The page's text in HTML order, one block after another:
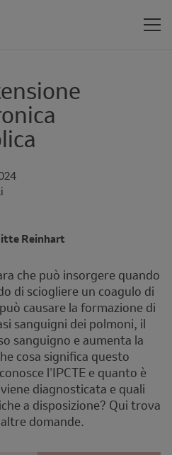
Reinhart
che può insorgere quando
di sciogliere un coagulo di
causare la formazione di
sanguigni dei polmoni, il
sanguigno e aumenta la
cosa significa questo
l'IPCTE e quanto è
diagnosticata e quali
a disposizione? Qui trova
domande.